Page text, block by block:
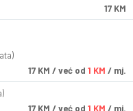
17 KM
17 KM / već od 1 KM / mj.
17 KM / već od 1 KM / mj.